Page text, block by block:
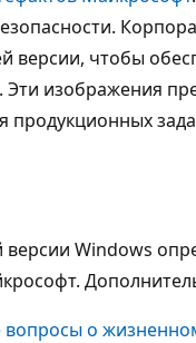
версии, чтобы
изображения
продукционных
Windows
вопросы о